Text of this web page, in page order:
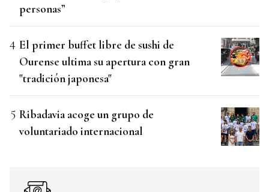
personas”
El primer buffet libre de sushi de
Ourense ultima su apertura con gran
"tradición japonesa"
Ribadavia acoge un grupo de
voluntariado internacional